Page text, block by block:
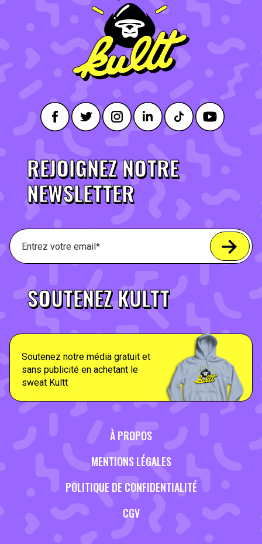
REJOIGNEZ NOTRE
NEWSLETTER
SOUTENEZ KULTT
Soutenez notre média gratuit et
sans publicité en achetant le
sweat Kultt
À PROPOS
MENTIONS LÉGALES
POLITIQUE DE CONFIDENTIALITÉ
CGV